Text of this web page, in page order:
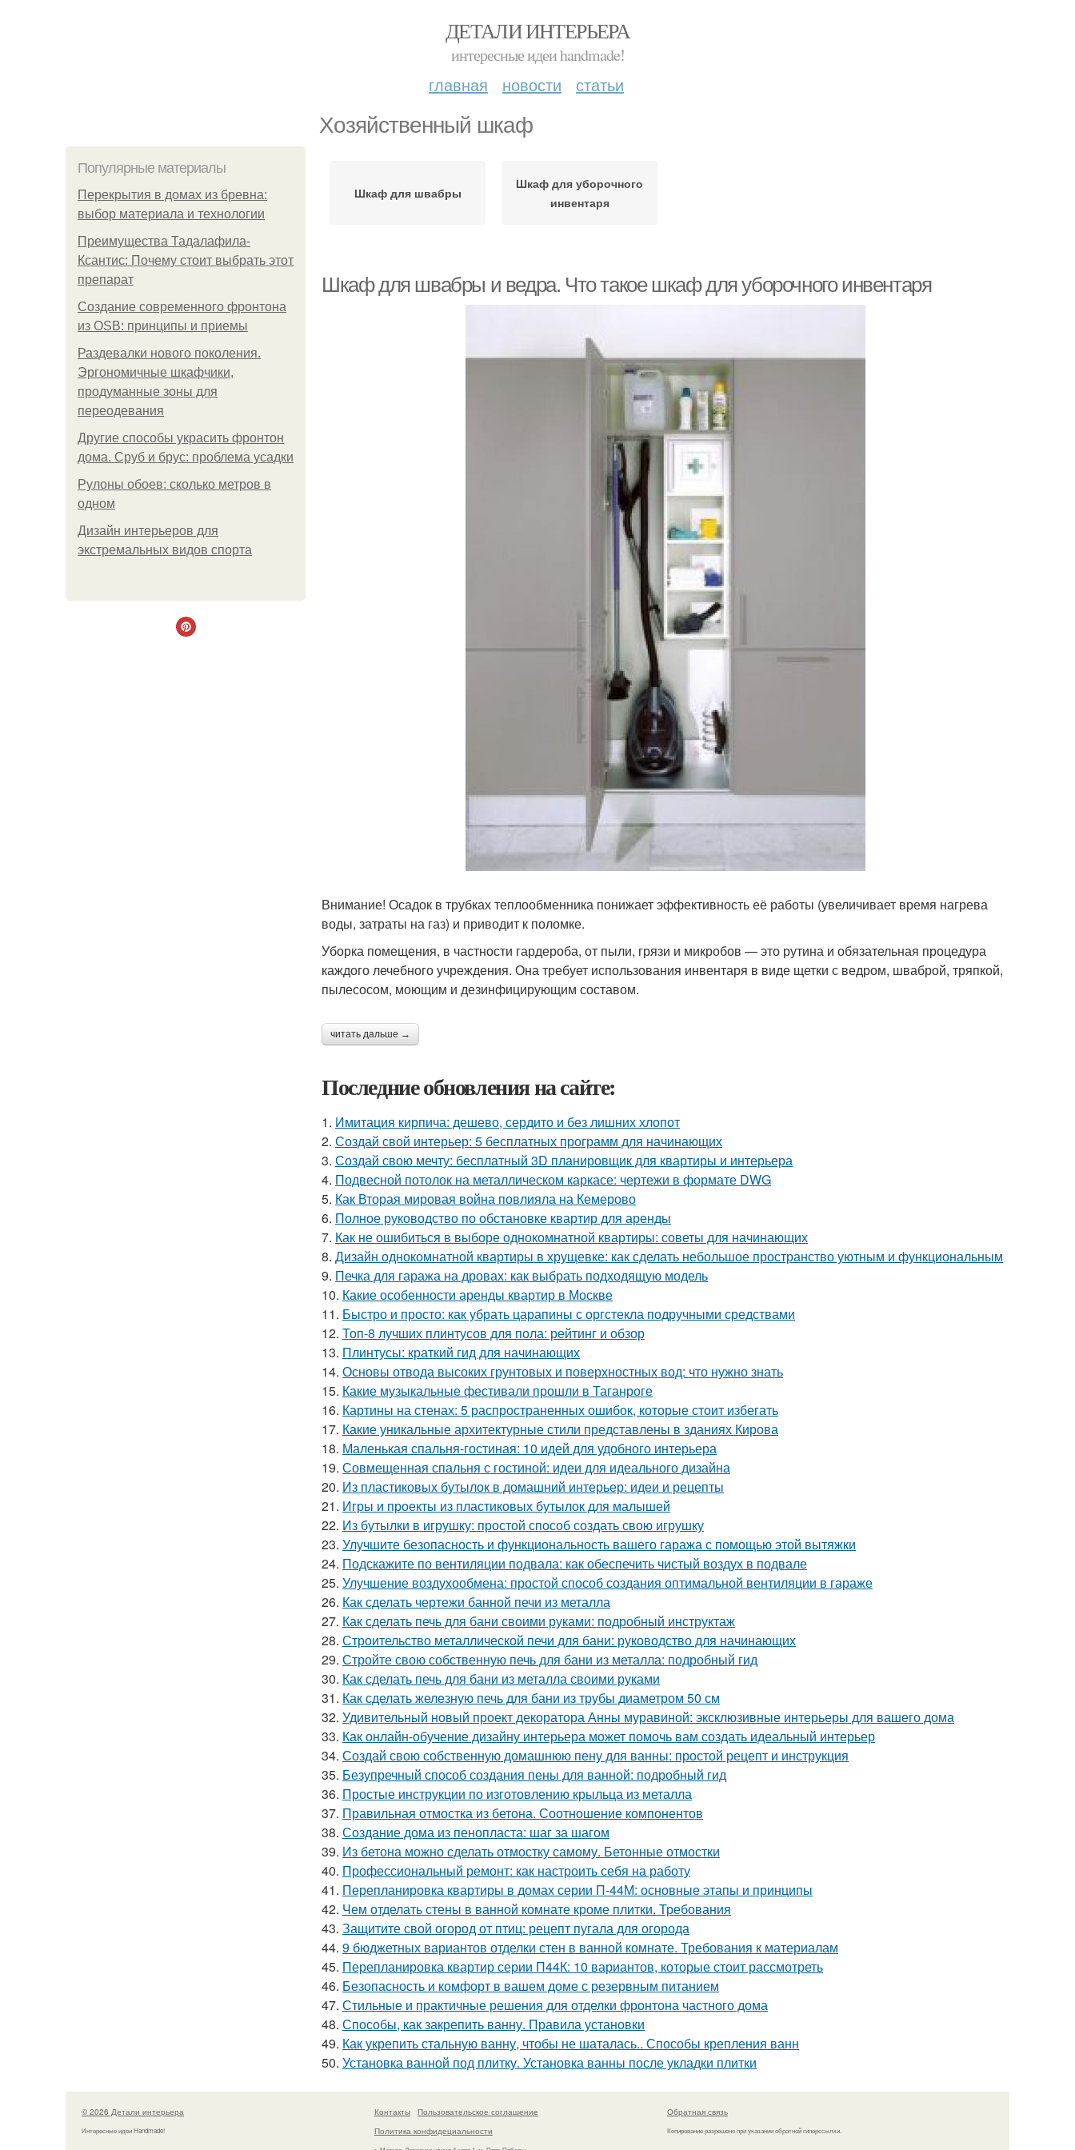
ДЕТАЛИ ИНТЕРЬЕРА
интересные идеи handmade!
главная новости статьи
Хозяйственный шкаф
Популярные материалы
Перекрытия в домах из бревна:
выбор материала и технологии
Преимущества Тадалафила-
Ксантис: Почему стоит выбрать этот
препарат
Создание современного фронтона
из OSB: принципы и приемы
Раздевалки нового поколения.
Эргономичные шкафчики,
продуманные зоны для
переодевания
Другие способы украсить фронтон
дома. Сруб и брус: проблема усадки
Рулоны обоев: сколько метров в
одном
Дизайн интерьеров для
экстремальных видов спорта
Шкаф для швабры
Шкаф для уборочного
инвентаря
Шкаф для швабры и ведра. Что такое шкаф для уборочного инвентаря
Внимание! Осадок в трубках теплообменника понижает эффективность её работы (увеличивает время нагрева
воды, затраты на газ) и приводит к поломке.
Уборка помещения, в частности гардероба, от пыли, грязи и микробов — это рутина и обязательная процедура
каждого лечебного учреждения. Она требует использования инвентаря в виде щетки с ведром, шваброй, тряпкой,
пылесосом, моющим и дезинфицирующим составом.
читать дальше →
Последние обновления на сайте:
1. Имитация кирпича: дешево, сердито и без лишних хлопот
2. Создай свой интерьер: 5 бесплатных программ для начинающих
3. Создай свою мечту: бесплатный 3D планировщик для квартиры и интерьера
4. Подвесной потолок на металлическом каркасе: чертежи в формате DWG
5. Как Вторая мировая война повлияла на Кемерово
6. Полное руководство по обстановке квартир для аренды
7. Как не ошибиться в выборе однокомнатной квартиры: советы для начинающих
8. Дизайн однокомнатной квартиры в хрущевке: как сделать небольшое пространство уютным и функциональным
9. Печка для гаража на дровах: как выбрать подходящую модель
10. Какие особенности аренды квартир в Москве
11. Быстро и просто: как убрать царапины с оргстекла подручными средствами
12. Топ-8 лучших плинтусов для пола: рейтинг и обзор
13. Плинтусы: краткий гид для начинающих
14. Основы отвода высоких грунтовых и поверхностных вод: что нужно знать
15. Какие музыкальные фестивали прошли в Таганроге
16. Картины на стенах: 5 распространенных ошибок, которые стоит избегать
17. Какие уникальные архитектурные стили представлены в зданиях Кирова
18. Маленькая спальня-гостиная: 10 идей для удобного интерьера
19. Совмещенная спальня с гостиной: идеи для идеального дизайна
20. Из пластиковых бутылок в домашний интерьер: идеи и рецепты
21. Игры и проекты из пластиковых бутылок для малышей
22. Из бутылки в игрушку: простой способ создать свою игрушку
23. Улучшите безопасность и функциональность вашего гаража с помощью этой вытяжки
24. Подскажите по вентиляции подвала: как обеспечить чистый воздух в подвале
25. Улучшение воздухообмена: простой способ создания оптимальной вентиляции в гараже
26. Как сделать чертежи банной печи из металла
27. Как сделать печь для бани своими руками: подробный инструктаж
28. Строительство металлической печи для бани: руководство для начинающих
29. Стройте свою собственную печь для бани из металла: подробный гид
30. Как сделать печь для бани из металла своими руками
31. Как сделать железную печь для бани из трубы диаметром 50 см
32. Удивительный новый проект декоратора Анны муравиной: эксклюзивные интерьеры для вашего дома
33. Как онлайн-обучение дизайну интерьера может помочь вам создать идеальный интерьер
34. Создай свою собственную домашнюю пену для ванны: простой рецепт и инструкция
35. Безупречный способ создания пены для ванной: подробный гид
36. Простые инструкции по изготовлению крыльца из металла
37. Правильная отмостка из бетона. Соотношение компонентов
38. Создание дома из пенопласта: шаг за шагом
39. Из бетона можно сделать отмостку самому. Бетонные отмостки
40. Профессиональный ремонт: как настроить себя на работу
41. Перепланировка квартиры в домах серии П-44М: основные этапы и принципы
42. Чем отделать стены в ванной комнате кроме плитки. Требования
43. Защитите свой огород от птиц: рецепт пугала для огорода
44. 9 бюджетных вариантов отделки стен в ванной комнате. Требования к материалам
45. Перепланировка квартир серии П44К: 10 вариантов, которые стоит рассмотреть
46. Безопасность и комфорт в вашем доме с резервным питанием
47. Стильные и практичные решения для отделки фронтона частного дома
48. Способы, как закрепить ванну. Правила установки
49. Как укрепить стальную ванну, чтобы не шаталась.. Способы крепления ванн
50. Установка ванной под плитку. Установка ванны после укладки плитки
© 2026 Детали интерьера
Интересные идеи Handmade!
Контакты
Пользовательское соглашение
Политика конфидециальности
Обратная связь
Копирование разрешено при указании обратной гиперссылки.